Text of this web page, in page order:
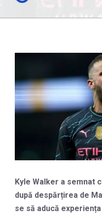
Kyle Walker a semnat
după despărțirea de
se să aducă